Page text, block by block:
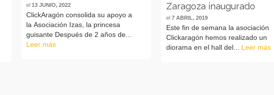
el13 JUNIO, 2022
ClickAragón consolida su apoyo a
la Asociación Izas, la princesa
guisante Después de 2 años de...
Leer más
Zaragoza inaugurado
el7 ABRIL, 2019
Este fin de semana la asociación
Clickaragón hemos realizado un
diorama en el hall del... Leer más